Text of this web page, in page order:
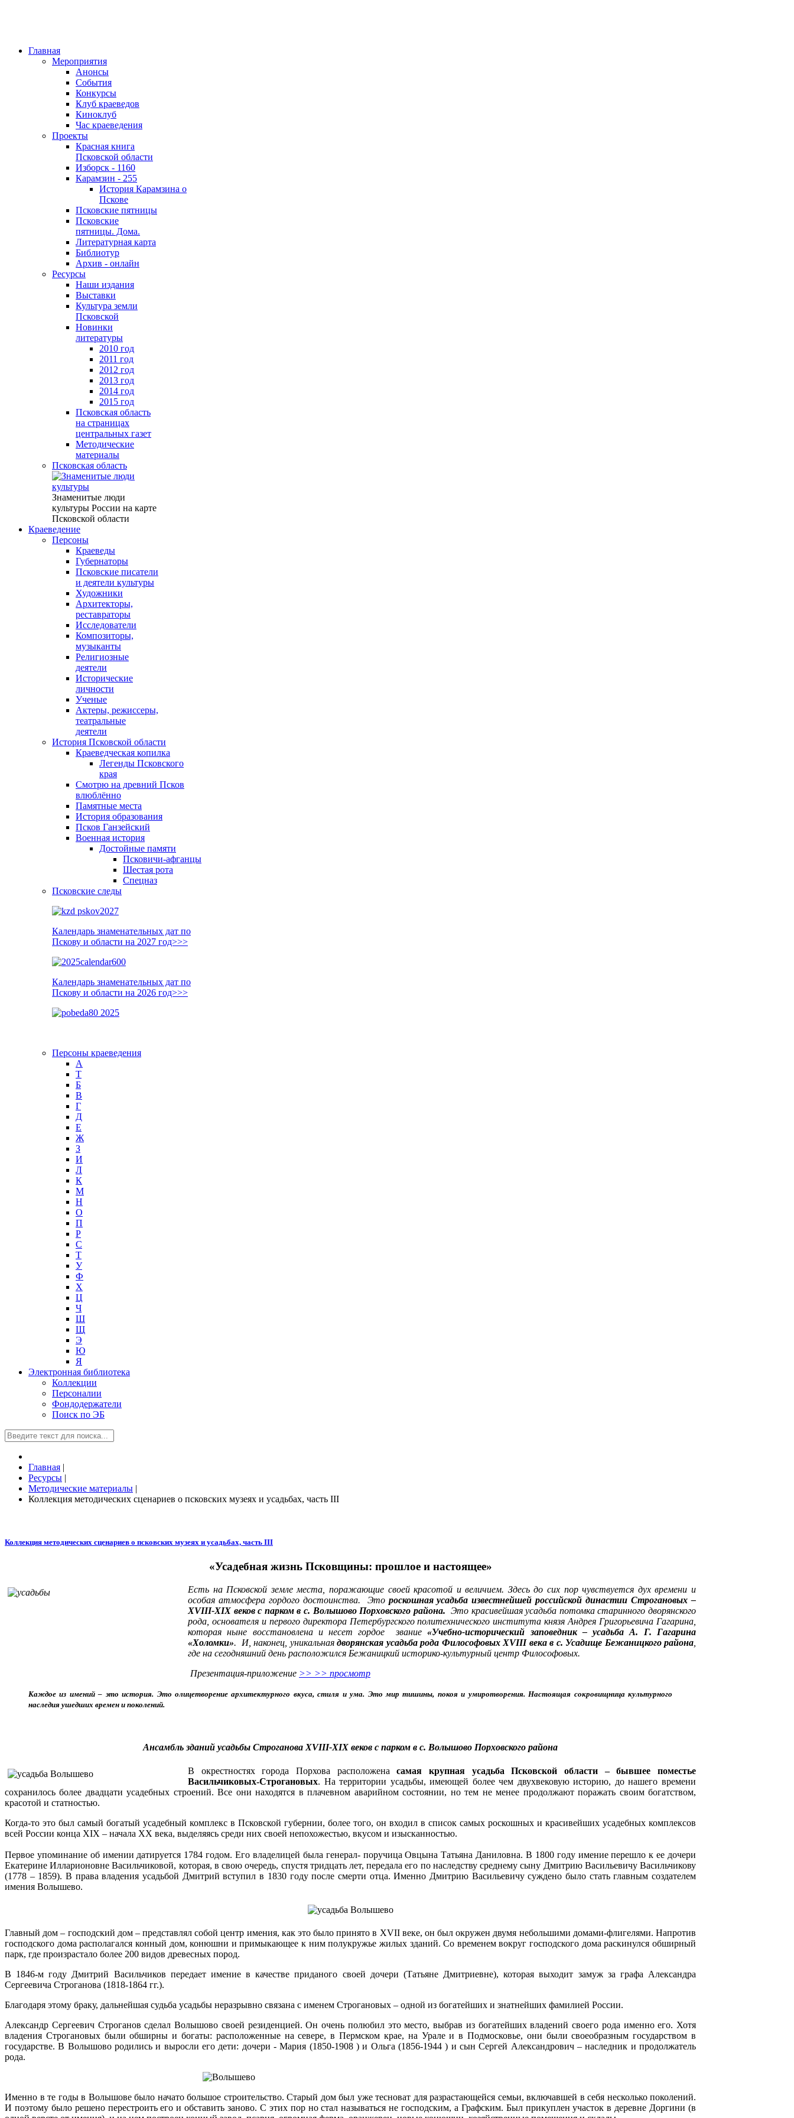
Главная
Мероприятия
Анонсы
События
Конкурсы
Клуб краеведов
Киноклуб
Час краеведения
Проекты
Красная книга
Псковской области
Изборск - 1160
Карамзин - 255
История Карамзина о
Пскове
Псковские пятницы
Псковские
пятницы. Дома.
Литературная карта
Библиотур
Архив - онлайн
Ресурсы
Наши издания
Выставки
Культура земли
Псковской
Новинки
литературы
2010 год
2011 год
2012 год
2013 год
2014 год
2015 год
Псковская область
на страницах
центральных газет
Методические
материалы
Псковская область
Знаменитые люди
культуры России на карте
Псковской области
Краеведение
Персоны
Краеведы
Губернаторы
Псковские писатели
и деятели культуры
Художники
Архитекторы,
реставраторы
Исследователи
Композиторы,
музыканты
Религиозные
деятели
Исторические
личности
Ученые
Актеры, режиссеры,
театральные
деятели
История Псковской области
Краеведческая копилка
Легенды Псковского
края
Смотрю на древний Псков
влюблённо
Памятные места
История образования
Псков Ганзейский
Военная история
Достойные памяти
Псковичи-афганцы
Шестая рота
Спецназ
Псковские следы
Календарь знаменательных дат по
Пскову и области на 2027 год>>>
Календарь знаменательных дат по
Пскову и области на 2026 год>>>
Персоны краеведения
А
T
Б
В
Г
Д
Е
Ж
З
И
Л
К
М
Н
О
П
Р
С
Т
У
Ф
Х
Ц
Ч
Ш
Щ
Э
Ю
Я
Электронная библиотека
Коллекции
Персоналии
Фондодержатели
Поиск по ЭБ
Главная |
Ресурсы |
Методические материалы |
Коллекция методических сценариев о псковских музеях и усадьбах, часть III
Коллекция методических сценариев о псковских музеях и усадьбах, часть III
«Усадебная жизнь Псковщины: прошлое и настоящее»
Есть на Псковской земле места, поражающие своей красотой и величием. Здесь до сих пор чувствуется дух времени и
особая атмосфера гордого достоинства. Это роскошная усадьба известнейшей российской династии Строгановых –
XVIII-XIX веков с парком в с. Волышово Порховского района. Это красивейшаяусадьба потомка старинного дворянского
рода, основателя и первого директора Петербургского политехнического института князя Андрея Григорьевича Гагарина,
которая ныне восстановлена и несет гордое звание«Учебно-исторический заповедник – усадьба А. Г. Гагарина
«Холомки». И, наконец, уникальнаядворянская усадьба рода Философовых XVIIIвека в с. Усадище Бежаницкого района
где на сегодняшний день расположился Бежаницкий историко-культурный центр Философовых.
Презентация-приложение >> >> просмотр
Каждое из имений – это история. Это олицетворение архитектурного вкуса, стиля и ума. Это мир тишины, покоя и умиротворения. Настоящая сокровищница культурного
наследия ушедших времен и поколений.
Ансамбль зданий усадьбы Строганова XVIII-XIX веков с парком в с. Волышово Порховского района
В окрестностях города Порхова расположенасамая крупная усадьба Псковской области – бывшее поместье
Васильчиковых-Строгановых. На территории усадьбы, имеющей более чем двухвековую историю, до нашего времени
сохранилось более двадцати усадебных строений. Все они находятся в плачевном аварийном состоянии, но тем не менее продолжают поражать своим богатством,
красотой и статностью.
Когда-то это был самый богатый усадебный комплекс в Псковской губернии, более того, он входил в список самых роскошных и красивейших усадебных комплексов
всей России конца XIX – начала ХХ века, выделяясь среди них своей непохожестью, вкусом и изысканностью.
Первое упоминание об имении датируется 1784 годом. Его владелицей была генерал- поручица Овцына Татьяна Даниловна. В 1800 году имение перешло к ее дочери
Екатерине Илларионовне Васильчиковой, которая, в свою очередь, спустя тридцать лет, передала его по наследству среднему сыну Дмитрию Васильевичу Васильчикову
(1778 – 1859). В права владения усадьбой Дмитрий вступил в 1830 году после смерти отца. Именно Дмитрию Васильевичу суждено было стать главным создателем
имения Волышево.
Главный дом – господский дом – представлял собой центр имения, как это было принято в XVII веке, он был окружен двумя небольшими домами-флигелями. Напротив
господского дома располагался конный дом, конюшни и примыкающее к ним полукружье жилых зданий. Со временем вокруг господского дома раскинулся обширный
парк, где произрастало более 200 видов древесных пород.
В 1846-м году Дмитрий Васильчиков передает имение в качестве приданого своей дочери (Татьяне Дмитриевне), которая выходит замуж за графа Александра
Сергеевича Строганова (1818-1864 гг.).
Благодаря этому браку, дальнейшая судьба усадьбы неразрывно связана с именем Строгановых – одной из богатейших и знатнейших фамилией России.
Александр Сергеевич Строганов сделал Волышово своей резиденцией. Он очень полюбил это место, выбрав из богатейших владений своего рода именно его. Хотя
владения Строгановых были обширны и богаты: расположенные на севере, в Пермском крае, на Урале и в Подмосковье, они были своеобразным государством в
государстве. В Волышово родились и выросли его дети: дочери - Мария (1850-1908 ) и Ольга (1856-1944 ) и сын Сергей Александрович – наследник и продолжатель
рода.
Именно в те годы в Волышове было начато большое строительство. Старый дом был уже тесноват для разрастающейся семьи, включавшей в себя несколько поколений.
И поэтому было решено перестроить его и обставить заново. С этих пор но стал называться не господским, а Графским. Был прикуплен участок в деревне Доргини (в